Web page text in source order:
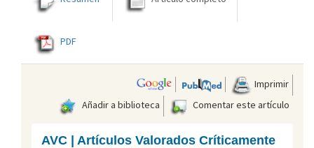
PDF
Imprimir
Añadir a biblioteca
Comentar este artículo
AVC | Artículos Valorados Críticamente